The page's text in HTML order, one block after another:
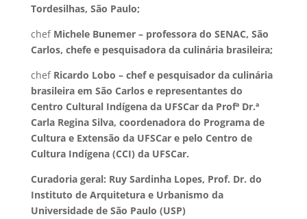
Tordesilhas, São Paulo;
chef Michele Bunemer – professora do SENAC, São
Carlos, chefe e pesquisadora da culinária brasileira;
chef Ricardo Lobo – chef e pesquisador da culinária
brasileira em São Carlos e representantes do
Centro Cultural Indígena da UFSCar da Profª Dr.ª
Carla Regina Silva, coordenadora do Programa de
Cultura e Extensão da UFSCar e pelo Centro de
Cultura Indígena (CCI) da UFSCar.
Curadoria geral: Ruy Sardinha Lopes, Prof. Dr. do
Instituto de Arquitetura e Urbanismo da
Universidade de São Paulo (USP)